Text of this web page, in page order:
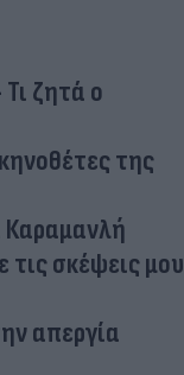
ζητά ο
της
Καραμανλή
τις σκέψεις μου
απεργία